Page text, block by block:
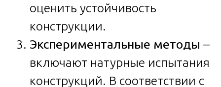
оценить устойчивость
конструкции.
Экспериментальные методы –
включают натурные испытания
конструкций. В соответствии с